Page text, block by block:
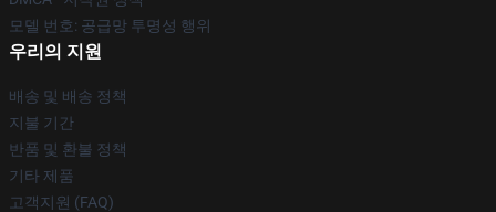
모델 번호: 공급망 투명성 행위
우리의 지원
배송 및 배송 정책
지불 기간
반품 및 환불 정책
기타 제품
고객지원 (FAQ)